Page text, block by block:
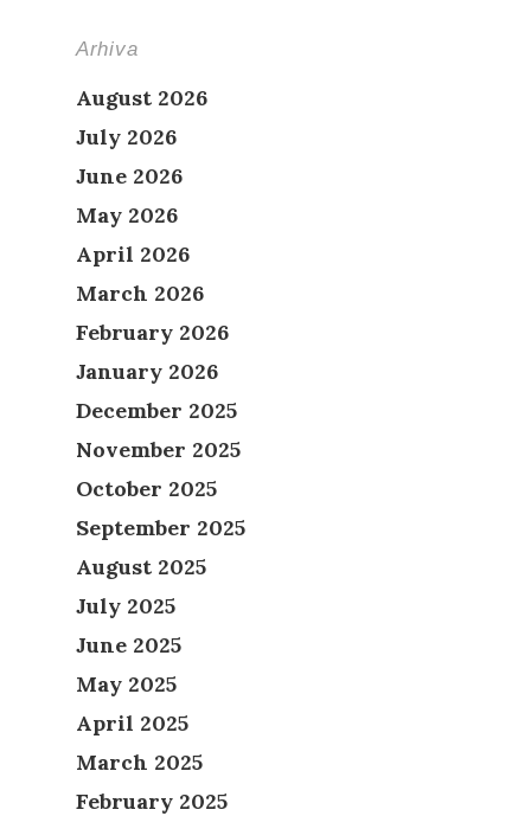
Arhiva
August 2026
July 2026
June 2026
May 2026
April 2026
March 2026
February 2026
January 2026
December 2025
November 2025
October 2025
September 2025
August 2025
July 2025
June 2025
May 2025
April 2025
March 2025
February 2025